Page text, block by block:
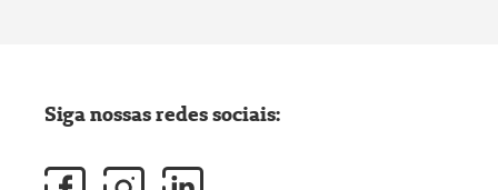
Siga nossas redes sociais: